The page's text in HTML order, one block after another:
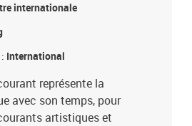
internationale
International
représente la
avec son temps, pour
artistiques et